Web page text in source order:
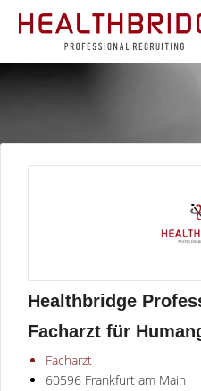
Healthbridge
Facharzt für
Facharzt
60596 Frankfurt am Main